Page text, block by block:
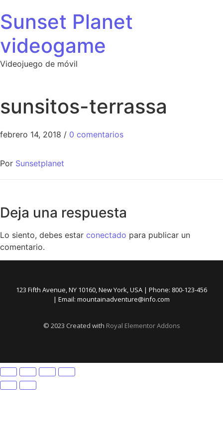
Sunset Planet
videogame
Videojuego de móvil
sunsitos-terrassa
febrero 14, 2018 / 0 comentarios
Por Sunsetplanet
Deja una respuesta
Lo siento, debes estar conectado para publicar un
comentario.
123 Fifth Avenue, NY 10160, New York, USA | Phone: 800-123-456
| Email: mountainadventure@info.com
© 2023 Created with Royal Elementor Addons